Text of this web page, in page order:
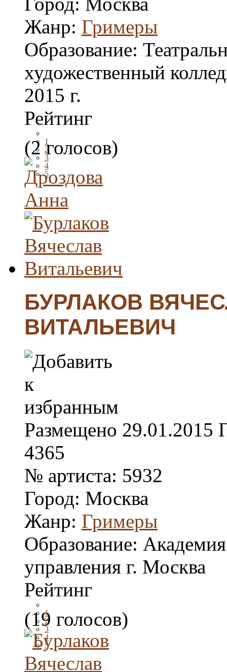
Жанр: Гримеры
Образование:
художественный
2015 г.
Рейтинг
1
2
3
4
5
(2 голосов)
БУРЛАКОВ
ВИТАЛЬЕВИЧ
Размещено 29.01.2015
4365
№ артиста: 5932
Город: Москва
Жанр: Гримеры
Образование:
управления г. Москва
Рейтинг
1
2
3
4
5
(19 голосов)